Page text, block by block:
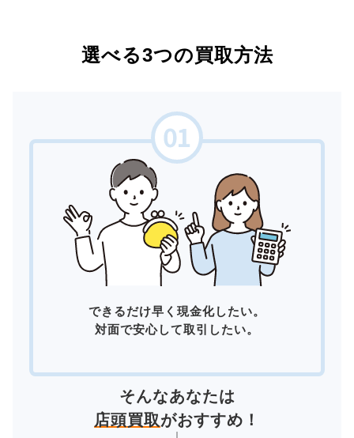
選べる3つの買取方法
できるだけ早く現金化したい。
対面で安心して取引したい。
そんなあなたは
店頭買取がおすすめ！